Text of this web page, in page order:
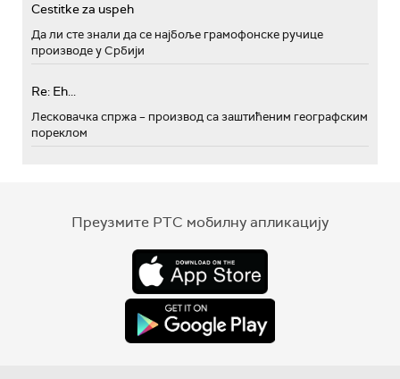
Cestitke za uspeh
Да ли сте знали да се најбоље грамофонске ручице
производе у Србији
Re: Eh...
Лесковачка спржа – производ са заштићеним географским
пореклом
Преузмите РТС мобилну апликацију